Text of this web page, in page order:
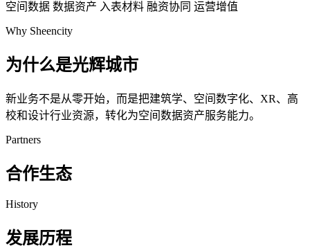
空间数据 数据资产 入表材料 融资协同 运营增值
Why Sheencity
为什么是光辉城市
新业务不是从零开始，而是把建筑学、空间数字化、XR、高
校和设计行业资源，转化为空间数据资产服务能力。
Partners
合作生态
History
发展历程